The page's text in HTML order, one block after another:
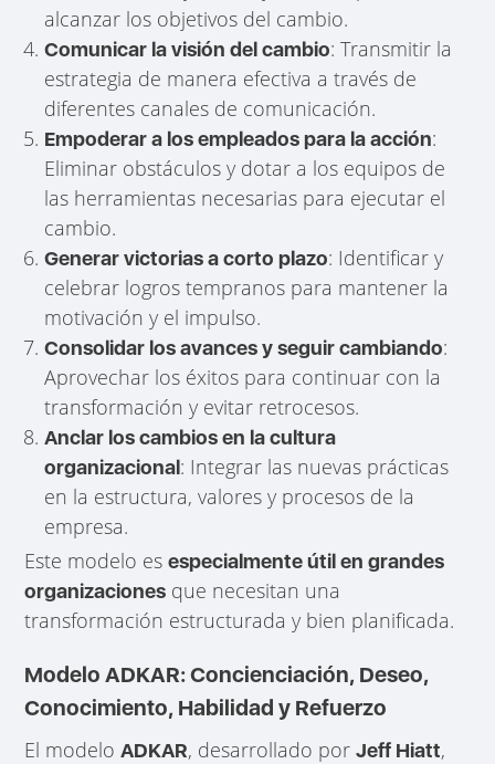
alcanzar los objetivos del cambio.
Comunicar la visión del cambio: Transmitir la
estrategia de manera efectiva a través de
diferentes canales de comunicación.
Empoderar a los empleados para la acción:
Eliminar obstáculos y dotar a los equipos de
las herramientas necesarias para ejecutar el
cambio.
Generar victorias a corto plazo: Identificar y
celebrar logros tempranos para mantener la
motivación y el impulso.
Consolidar los avances y seguir cambiando:
Aprovechar los éxitos para continuar con la
transformación y evitar retrocesos.
Anclar los cambios en la cultura
organizacional: Integrar las nuevas prácticas
en la estructura, valores y procesos de la
empresa.
Este modelo esespecialmente útil en grandes
organizaciones que necesitan una
transformación estructurada y bien planificada.
Modelo ADKAR: Concienciación, Deseo,
Conocimiento, Habilidad y Refuerzo
El modeloADKAR, desarrollado porJeff Hiatt,